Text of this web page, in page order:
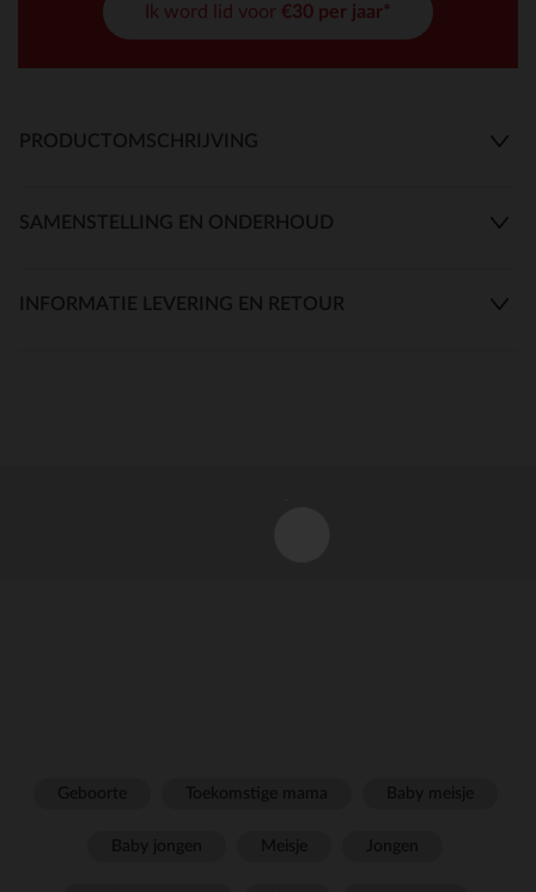
Ik word lid voor €30 per jaar*
PRODUCTOMSCHRIJVING
SAMENSTELLING EN ONDERHOUD
INFORMATIE LEVERING EN RETOUR